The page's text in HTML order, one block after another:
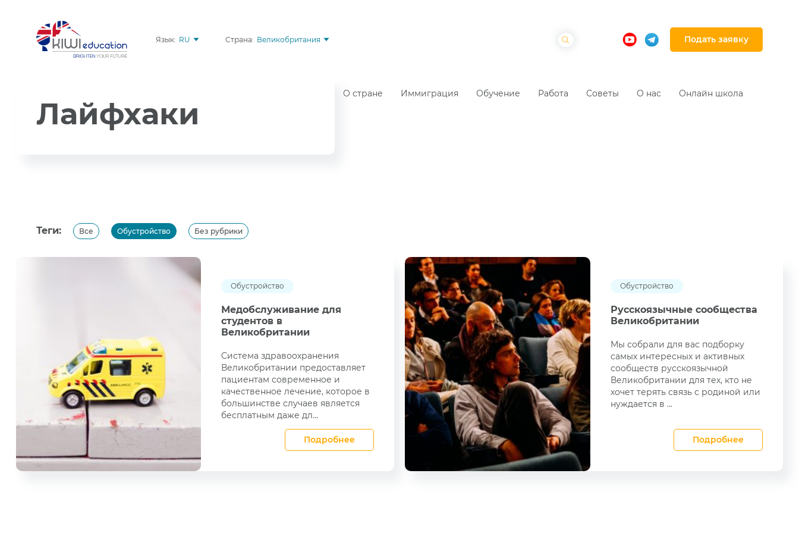
Язык: RU Страна: Великобритания Подать заявку
Лайфхаки
О стране Иммиграция Обучение Работа Советы О нас Онлайн школа
Теги: Все Обустройство Без рубрики
Обустройство
Медобслуживание для
студентов в
Великобритании
Система здравоохранения
Великобритании предоставляет
пациентам современное и
качественное лечение, которое в
большинстве случаев является
бесплатным даже дл...
Подробнее
Обустройство
Русскоязычные сообщества
Великобритании
Мы собрали для вас подборку
самых интересных и активных
сообществ русскоязычной
Великобритании для тех, кто не
хочет терять связь с родиной или
нуждается в ...
Подробнее